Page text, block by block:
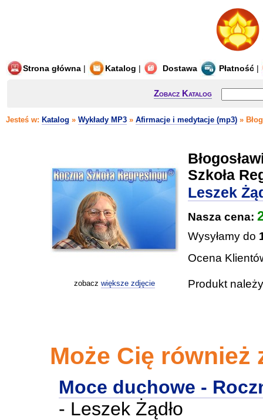
Strona główna | Katalog | Dostawa Płatność |
Zobacz Katalog
Jesteś w: Katalog » Wykłady MP3 » Afirmacje i medytacje (mp3) »
zobacz większe zdjęcie
Szkoła
Leszek
Nasza cena:
Wysyłamy do
Ocena
Produkt
Może Cię również
Moce duchowe -
- Leszek Żądło